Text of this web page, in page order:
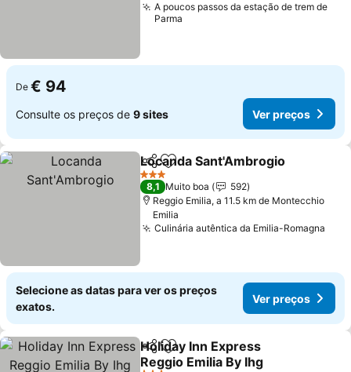
A poucos passos da estação de trem de
Parma
De € 94
Consulte os preços de 9 sites Ver preços
PartilharAdicionar aos favoritos
Locanda Sant'Ambrogio
3 Estrelas
8,1 Muito boa
592
Reggio Emilia, a 11.5 km de Montecchio
Emilia
Culinária autêntica da Emilia-Romagna
Selecione as datas para ver os preços
exatos.
Ver preços
PartilharAdicionar aos favoritos
Holiday Inn Express
Reggio Emilia By Ihg